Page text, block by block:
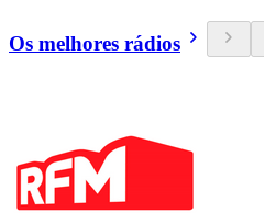
Os melhores rádios